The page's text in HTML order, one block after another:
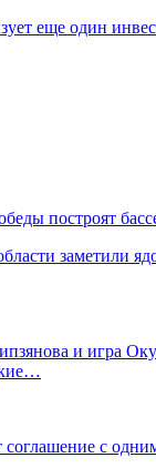
еще один
построят
заметили
и игра
соглашение с